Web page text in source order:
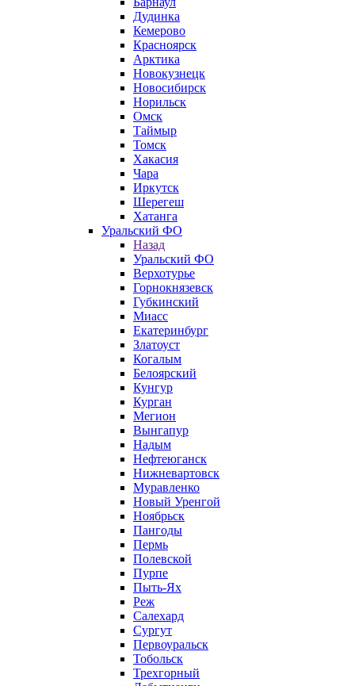
Дудинка
Кемерово
Красноярск
Арктика
Новокузнецк
Новосибирск
Норильск
Омск
Таймыр
Томск
Хакасия
Чара
Иркутск
Шерегеш
Хатанга
Уральский ФО
Назад
Уральский ФО
Верхотурье
Горнокнязевск
Губкинский
Миасс
Екатеринбург
Златоуст
Когалым
Белоярский
Кунгур
Курган
Мегион
Вынгапур
Надым
Нефтеюганск
Нижневартовск
Муравленко
Новый Уренгой
Ноябрьск
Пангоды
Пермь
Полевской
Пурпе
Пыть-Ях
Реж
Салехард
Сургут
Первоуральск
Тобольск
Трехгорный